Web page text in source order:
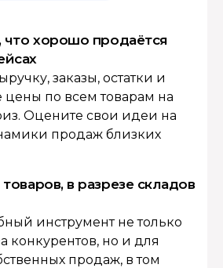
что хорошо продаётся
заказы, остатки и
по всем товарам на
Оцените свои идеи на
продаж близких
в разрезе складов
инструмент не только
конкурентов, но и для
продаж, в том